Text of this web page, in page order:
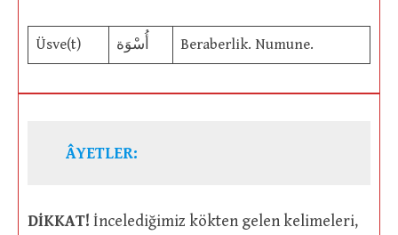
Üsve(t) أُسْوَة Beraberlik. Numune.
ÂYETLER:
DİKKAT! İncelediğimiz kökten gelen kelimeleri,